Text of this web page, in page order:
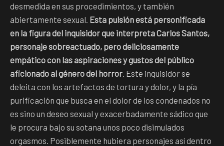
desmedida en sus procedimientos, y también
abiertamente sexual. Esta pulsión está personificada
en la figura del inquisidor que interpreta Carlos Santos,
personaje sobreactuado, pero deliciosamente
empático con las aspiraciones y gustos del público
aficionado al género del horror . Este inquisidor se
deleita con los artefactos de tortura y dolor, y la pía
purificación que busca en el dolor de los condenados no
es sino un deseo sexual y exacerbadamente sádico que
le procura bajo su sotana unos poco disimulados
orgasmos. Posiblemente hubiera personajes así dentro